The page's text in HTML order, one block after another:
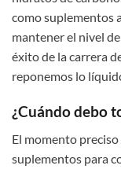
como suplementos
mantener el nivel
éxito de la carrera
reponemos lo
¿Cuándo debo
El momento
suplementos para